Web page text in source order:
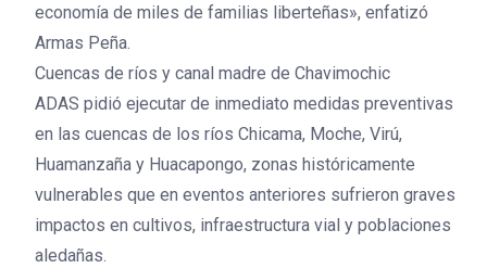
economía de miles de familias liberteñas», enfatizó
Armas Peña.
Cuencas de ríos y canal madre de Chavimochic
ADAS pidió ejecutar de inmediato medidas preventivas
en las cuencas de los ríos Chicama, Moche, Virú,
Huamanzaña y Huacapongo, zonas históricamente
vulnerables que en eventos anteriores sufrieron graves
impactos en cultivos, infraestructura vial y poblaciones
aledañas.